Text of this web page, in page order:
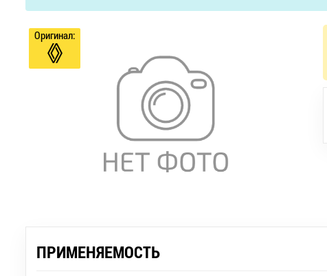
Оригинал:
ПРИМЕНЯЕМОСТЬ